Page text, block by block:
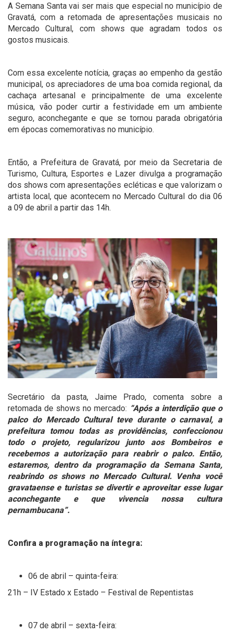
A Semana Santa vai ser mais que especial no município de
Gravatá, com a retomada de apresentações musicais no
Mercado Cultural, com shows que agradam todos os
gostos musicais.
Com essa excelente notícia, graças ao empenho da gestão
municipal, os apreciadores de uma boa comida regional, da
cachaça artesanal e principalmente de uma excelente
música, vão poder curtir a festividade em um ambiente
seguro, aconchegante e que se tornou parada obrigatória
em épocas comemorativas no município.
Então, a Prefeitura de Gravatá, por meio da Secretaria de
Turismo, Cultura, Esportes e Lazer divulga a programação
dos shows com apresentações ecléticas e que valorizam o
artista local, que acontecem no Mercado Cultural do dia 06
a 09 de abril a partir das 14h.
Secretário da pasta, Jaime Prado, comenta sobre a
retomada de shows no mercado: “Após a interdição que o
palco do Mercado Cultural teve durante o carnaval, a
prefeitura tomou todas as providências, confeccionou
todo o projeto, regularizou junto aos Bombeiros e
recebemos a autorização para reabrir o palco. Então,
estaremos, dentro da programação da Semana Santa,
reabrindo os shows no Mercado Cultural. Venha você
gravataense e turistas se divertir e aproveitar esse lugar
aconchegante e que vivencia nossa cultura
pernambucana”.
Confira a programação na íntegra:
06 de abril – quinta-feira:
21h – IV Estado x Estado – Festival de Repentistas
07 de abril – sexta-feira: